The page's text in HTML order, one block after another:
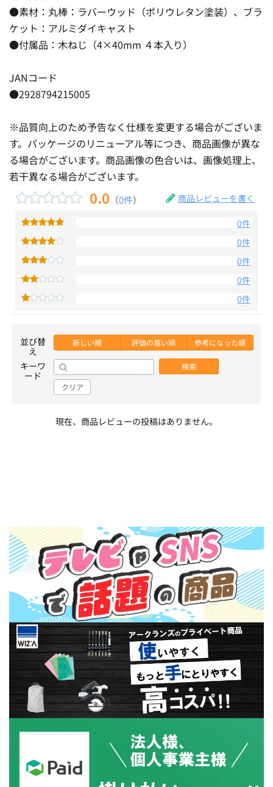
●素材：丸棒：ラバーウッド（ポリウレタン塗装）、ブラ
ケット：アルミダイキャスト
●付属品：木ねじ（4×40mm ４本入り）
JANコード
●2928794215005
※品質向上のため予告なく仕様を変更する場合がございま
す。パッケージのリニューアル等につき、商品画像が異な
る場合がございます。商品画像の色合いは、画像処理上、
若干異なる場合がございます。
0.0 （0件） 商品レビューを書く
0件
0件
0件
0件
0件
並び替
え
新しい順 評価の高い順 参考になった順
キーワ
ード
検索
クリア
現在、商品レビューの投稿はありません。